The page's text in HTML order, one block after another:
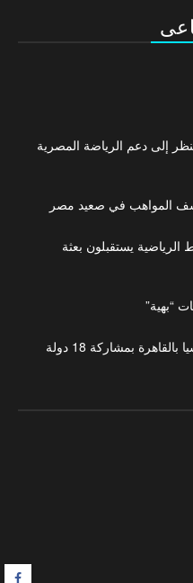
إلى دعم الرياضة المصرية
المواهب في صعيد مصر
الرياضية يستقبلون بعثة
“بهية”
بمشاركة 18 دولة
F